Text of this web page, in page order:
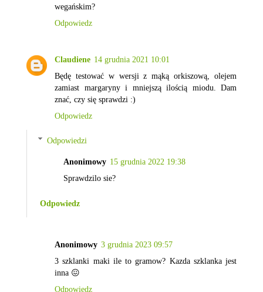
wegańskim?
Odpowiedz
Claudiene 14 grudnia 2021 10:01
Będę testować w wersji z mąką orkiszową, olejem
zamiast margaryny i mniejszą ilością miodu. Dam
znać, czy się sprawdzi :)
Odpowiedz
Odpowiedzi
Anonimowy 15 grudnia 2022 19:38
Sprawdzilo sie?
Odpowiedz
Anonimowy 3 grudnia 2023 09:57
3 szklanki maki ile to gramow? Kazda szklanka jest
inna 😖
Odpowiedz